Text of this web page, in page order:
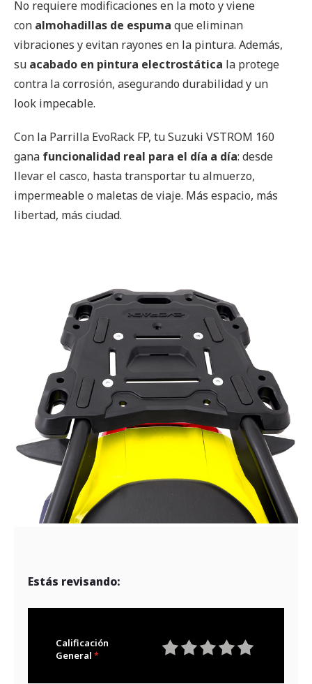
No requiere modificaciones en la moto y viene
con almohadillas de espuma que eliminan
vibraciones y evitan rayones en la pintura. Además,
su acabado en pintura electrostática la protege
contra la corrosión, asegurando durabilidad y un
look impecable.
Con la Parrilla EvoRack FP, tu Suzuki VSTROM 160
gana funcionalidad real para el día a día: desde
llevar el casco, hasta transportar tu almuerzo,
impermeable o maletas de viaje. Más espacio, más
libertad, más ciudad.
Estás revisando:
Calificación
General